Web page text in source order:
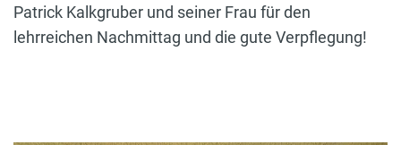
Patrick Kalkgruber und seiner Frau für den
lehrreichen Nachmittag und die gute Verpflegung!